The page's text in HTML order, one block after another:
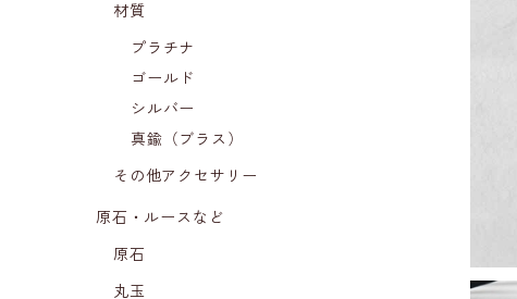
材質
プラチナ
ゴールド
シルバー
真鍮（ブラス）
その他アクセサリー
原石・ルースなど
原石
丸玉